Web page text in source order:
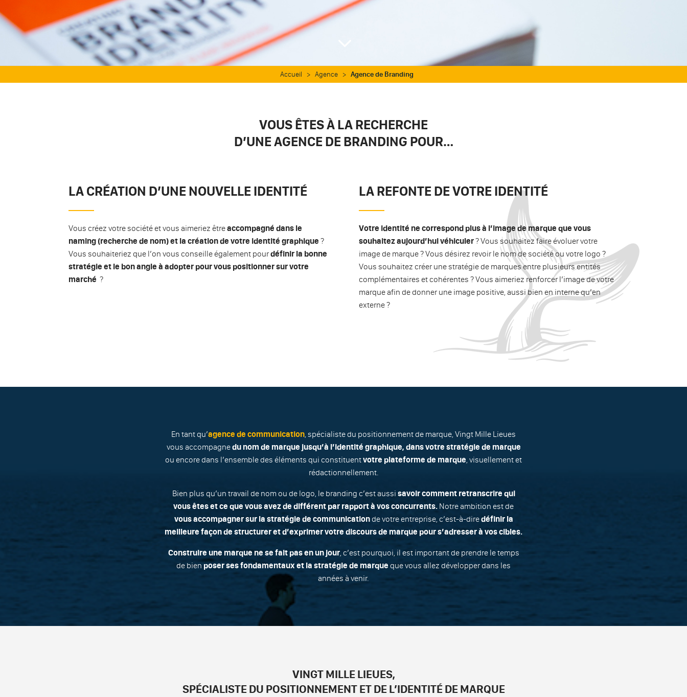
Accueil > Agence > Agence de Branding
VOUS ÊTES À LA RECHERCHE
D’UNE AGENCE DE BRANDING POUR…
LA CRÉATION D’UNE NOUVELLE IDENTITÉ
Vous créez votre société et vous aimeriez êtreaccompagné dans le
naming (recherche de nom) et la création de votre identité graphique ?
Vous souhaiteriez que l’on vous conseille également pourdéfinir la bonne
stratégie et le bon angle à adopter pour vous positionner sur votre
marché ?
LA REFONTE DE VOTRE IDENTITÉ
Votre identité ne correspond plus à l’image de marque que vous
souhaitez aujourd’hui véhiculer? Vous souhaitez faire évoluer votre
image de marque ? Vous désirez revoir le nom de société ou votre logo ?
Vous souhaitez créer une stratégie de marques entre plusieurs entités
complémentaires et cohérentes ? Vous aimeriez renforcer l’image de votre
marque afin de donner une image positive, aussi bien en interne qu’en
externe ?
En tant qu’agence de communication, spécialiste du positionnement de marque, Vingt Mille Lieues
vous accompagnedu nom de marque jusqu’à l’identité graphique, dans votre stratégie de marque
ou encore dans l’ensemble des éléments qui constituentvotre plateforme de marque, visuellement et
rédactionnellement.
Bien plus qu’un travail de nom ou de logo, le branding c’est aussi savoir comment retranscrire qui
vous êtes et ce que vous avez de différent par rapport à vos concurrents. Notre ambition est de
vous accompagner sur la stratégie de communicationde votre entreprise, c’est-à-diredéfinir la
meilleure façon de structurer et d’exprimer votre discours de marque pour s’adresser à vos cibles.
Construire une marque ne se fait pas en un jour, c’est pourquoi, il est important de prendre le temps
de bien poser ses fondamentaux et la stratégie de marque que vous allez développer dans les
années à venir.
VINGT MILLE LIEUES,
SPÉCIALISTE DU POSITIONNEMENT ET DE L’IDENTITÉ DE MARQUE